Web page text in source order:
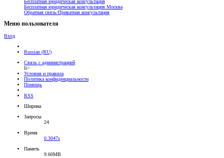
Бесплатная юридическая консультация Москва
Обратная связь/Приватная консультация
Меню пользователя
Вход
Russian (RU)
Связь с администрацией
li>
Условия и правила
Политика конфиденциальности
Помощь
RSS
Ширина
Запросы
24
Время
0.3047s
Память
9.60MB